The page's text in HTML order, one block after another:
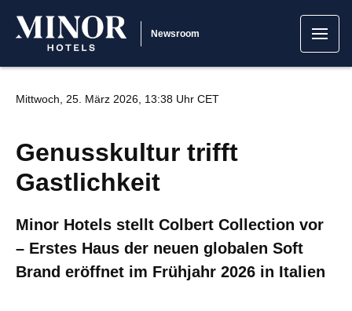
Newsroom
Mittwoch, 25. März 2026, 13:38 Uhr CET
Genusskultur trifft
Gastlichkeit
Minor Hotels stellt Colbert Collection vor
– Erstes Haus der neuen globalen Soft
Brand eröffnet im Frühjahr 2026 in Italien